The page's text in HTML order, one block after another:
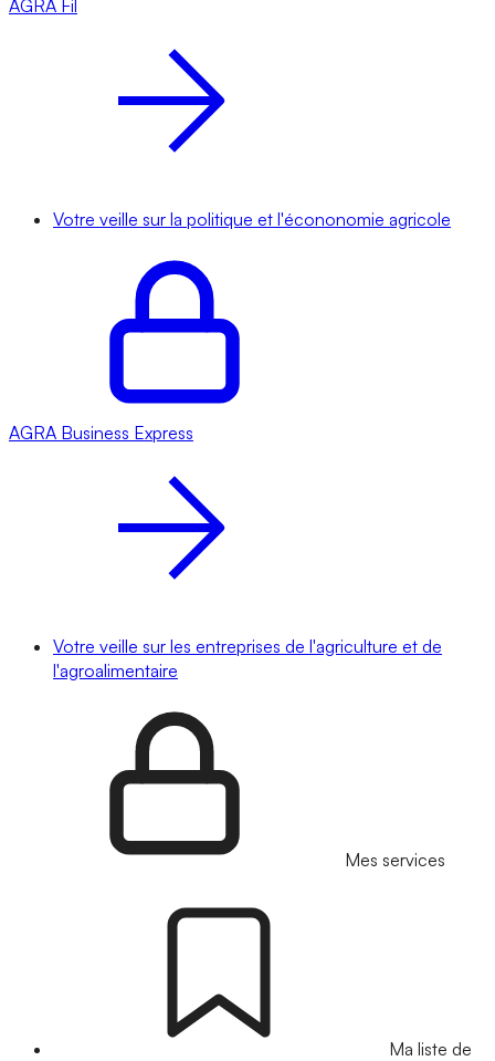
AGRA Fil
Votre veille sur la politique et l'écononomie agricole
AGRA Business Express
Votre veille sur les entreprises de l'agriculture et de
l'agroalimentaire
Mes services
Ma liste de